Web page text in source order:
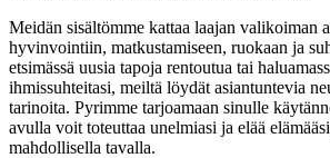
Meidän sisältömme kattaa laajan valikoiman
hyvinvointiin, matkustamiseen, ruokaan ja
etsimässä uusia tapoja rentoutua tai
ihmissuhteitasi, meiltä löydät asiantuntevia
tarinoita. Pyrimme tarjoamaan sinulle
avulla voit toteuttaa unelmiasi ja elää
mahdollisella tavalla.